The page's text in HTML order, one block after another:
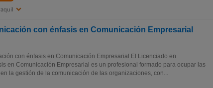
con énfasis en Comunicación Empresarial
con énfasis en Comunicación Empresarial El Licenciado en
en Comunicación Empresarial es un profesional formado para ocupar las
la gestión de la comunicación de las organizaciones, con...